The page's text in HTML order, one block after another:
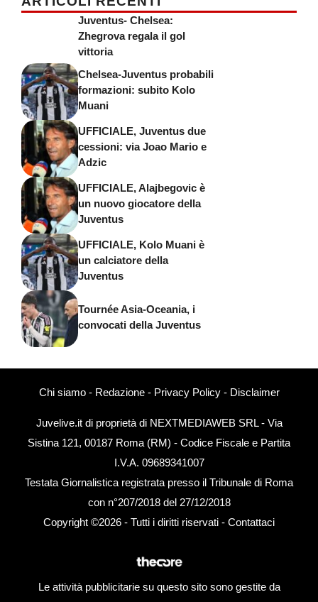
Juventus- Chelsea:
Zhegrova regala il gol
vittoria
Chelsea-Juventus probabili
formazioni: subito Kolo
Muani
UFFICIALE, Juventus due
cessioni: via Joao Mario e
Adzic
UFFICIALE, Alajbegovic è
un nuovo giocatore della
Juventus
UFFICIALE, Kolo Muani è
un calciatore della
Juventus
Tournée Asia-Oceania, i
convocati della Juventus
Chi siamo- Redazione- Privacy Policy- Disclaimer
Juvelive.it di proprietà di NEXTMEDIAWEB SRL - Via
Sistina 121, 00187 Roma (RM) - Codice Fiscale e Partita
I.V.A. 09689341007
Testata Giornalistica registrata presso il Tribunale di Roma
con n°207/2018 del 27/12/2018
Copyright ©2026 - Tutti i diritti riservati - Contattaci
Le attività pubblicitarie su questo sito sono gestite da